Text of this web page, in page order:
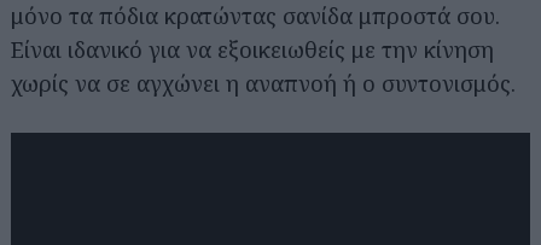
μόνο τα πόδια κρατώντας σανίδα μπροστά σου.
Είναι ιδανικό για να εξοικειωθείς με την κίνηση
χωρίς να σε αγχώνει η αναπνοή ή ο συντονισμός.